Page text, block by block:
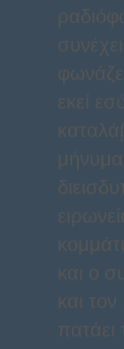
εκεί
και ο
και
πατάει